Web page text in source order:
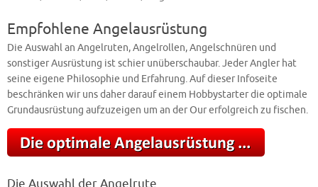
Empfohlene Angelausrüstung
Die Auswahl an Angelruten, Angelrollen, Angelschnüren und
sonstiger Ausrüstung ist schier unüberschaubar. Jeder Angler hat
seine eigene Philosophie und Erfahrung. Auf dieser Infoseite
beschränken wir uns daher darauf einem Hobbystarter die optimale
Grundausrüstung aufzuzeigen um an der Our erfolgreich zu fischen.
Die Auswahl der Angelrute